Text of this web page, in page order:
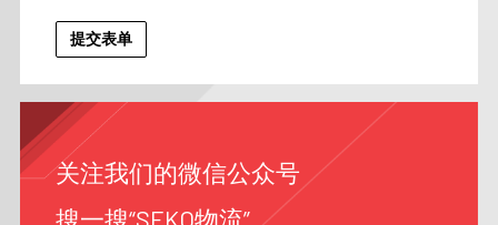
关注我们的微信公众号
搜一搜“SEKO物流”